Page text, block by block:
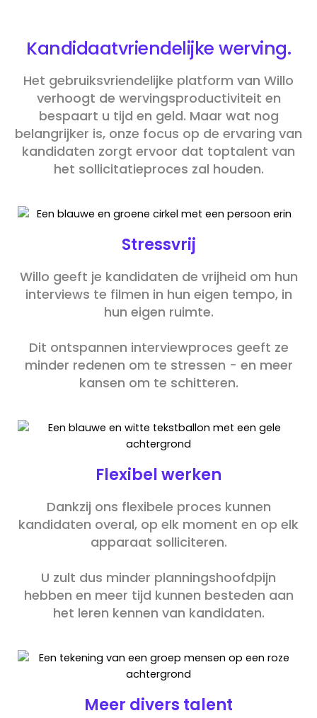
Kandidaatvriendelijke werving.
Het gebruiksvriendelijke platform van Willo
verhoogt de wervingsproductiviteit en
bespaart u tijd en geld. Maar wat nog
belangrijker is, onze focus op de ervaring van
kandidaten zorgt ervoor dat toptalent van
het sollicitatieproces zal houden.
Stressvrij
Willo geeft je kandidaten de vrijheid om hun
interviews te filmen in hun eigen tempo, in
hun eigen ruimte.
Dit ontspannen interviewproces geeft ze
minder redenen om te stressen - en meer
kansen om te schitteren.
Flexibel werken
Dankzij ons flexibele proces kunnen
kandidaten overal, op elk moment en op elk
apparaat solliciteren.
U zult dus minder planningshoofdpijn
hebben en meer tijd kunnen besteden aan
het leren kennen van kandidaten.
Meer divers talent